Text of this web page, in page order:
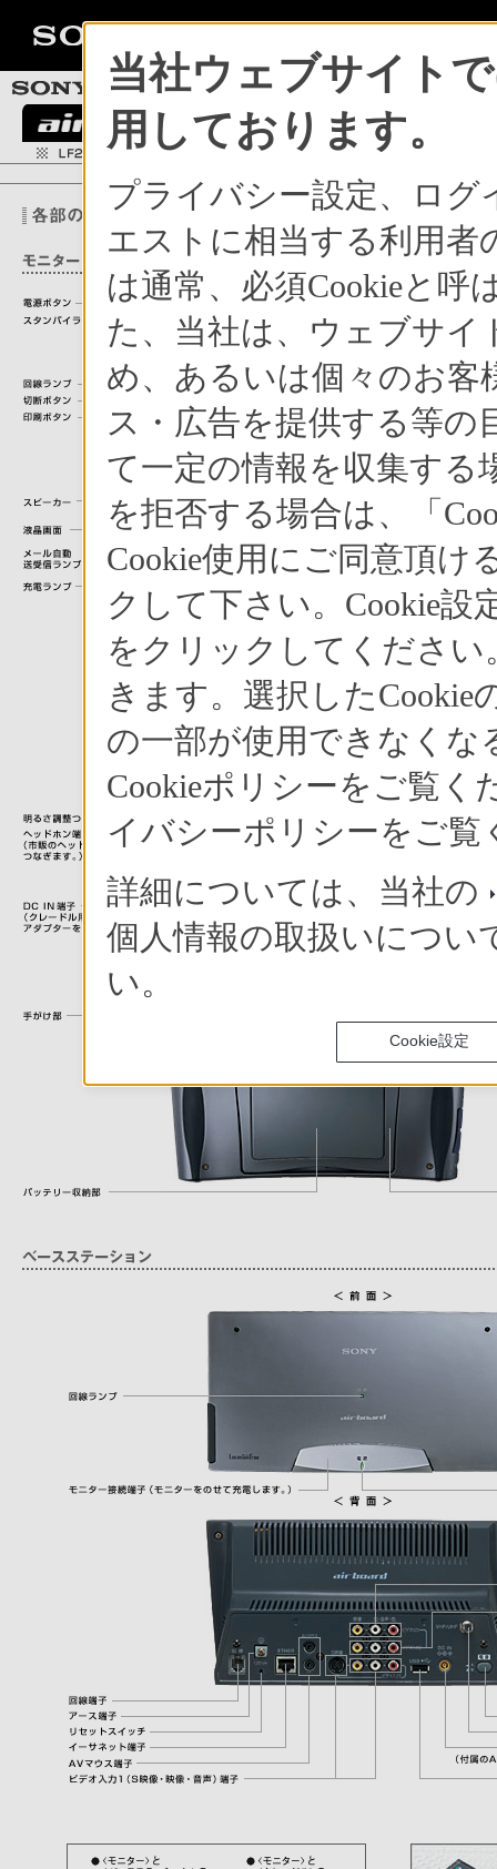
当社ウェブサイト
用しております。
プライバシー設定、ロ
エストに相当する利用者
は通常、必須Cookieと呼
た、当社は、ウェブサ
め、あるいは個々のお
ス・広告を提供する等の
て一定の情報を収集する
を拒否する場合は、「
Cookie使用にご同意頂け
クして下さい。Cookie設
をクリックしてください
きます。選択した
の一部が使用できなくな
Cookieポリシーをご覧
イバシーポリシーをご覧
詳細については、当社の
個人情報の取扱いについ
い。
Cookie設定